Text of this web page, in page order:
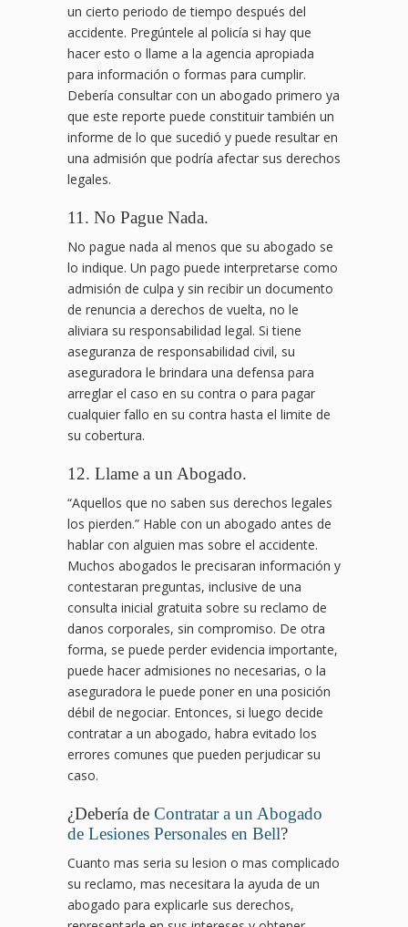
un cierto periodo de tiempo después del
accidente. Pregúntele al policía si hay que
hacer esto o llame a la agencia apropiada
para información o formas para cumplir.
Debería consultar con un abogado primero ya
que este reporte puede constituir también un
informe de lo que sucedió y puede resultar en
una admisión que podría afectar sus derechos
legales.
11. No Pague Nada.
No pague nada al menos que su abogado se
lo indique. Un pago puede interpretarse como
admisión de culpa y sin recibir un documento
de renuncia a derechos de vuelta, no le
aliviara su responsabilidad legal. Si tiene
aseguranza de responsabilidad civil, su
aseguradora le brindara una defensa para
arreglar el caso en su contra o para pagar
cualquier fallo en su contra hasta el limite de
su cobertura.
12. Llame a un Abogado.
“Aquellos que no saben sus derechos legales
los pierden.” Hable con un abogado antes de
hablar con alguien mas sobre el accidente.
Muchos abogados le precisaran información y
contestaran preguntas, inclusive de una
consulta inicial gratuita sobre su reclamo de
danos corporales, sin compromiso. De otra
forma, se puede perder evidencia importante,
puede hacer admisiones no necesarias, o la
aseguradora le puede poner en una posición
débil de negociar. Entonces, si luego decide
contratar a un abogado, habra evitado los
errores comunes que pueden perjudicar su
caso.
¿Debería de Contratar a un Abogado
de Lesiones Personales en Bell?
Cuanto mas seria su lesion o mas complicado
su reclamo, mas necesitara la ayuda de un
abogado para explicarle sus derechos,